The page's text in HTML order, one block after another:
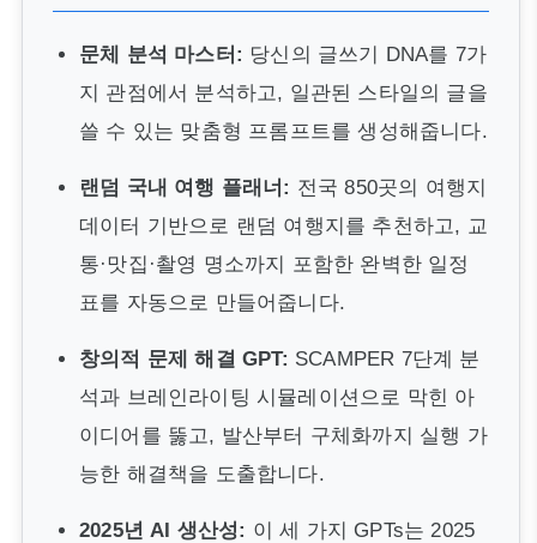
문체 분석 마스터: 당신의 글쓰기 DNA를 7가
지 관점에서 분석하고, 일관된 스타일의 글을
쓸 수 있는 맞춤형 프롬프트를 생성해줍니다.
랜덤 국내 여행 플래너: 전국 850곳의 여행지
데이터 기반으로 랜덤 여행지를 추천하고, 교
통·맛집·촬영 명소까지 포함한 완벽한 일정
표를 자동으로 만들어줍니다.
창의적 문제 해결 GPT: SCAMPER 7단계 분
석과 브레인라이팅 시뮬레이션으로 막힌 아
이디어를 뚫고, 발산부터 구체화까지 실행 가
능한 해결책을 도출합니다.
2025년 AI 생산성: 이 세 가지 GPTs는 2025